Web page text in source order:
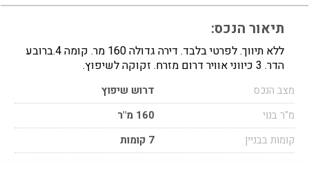
תיאור הנכס:
ללא תיווך. לפרטי בלבד. דירה גדולה 160 מר. קומה 4.ברובע
הדר. 3 כיווני אוויר דרום מזרח. זקוקה לשיפוץ.
מצב הנכס
דרוש שיפוץ
מ"ר בנוי
160 מ"ר
קומות בבניין
7 קומות